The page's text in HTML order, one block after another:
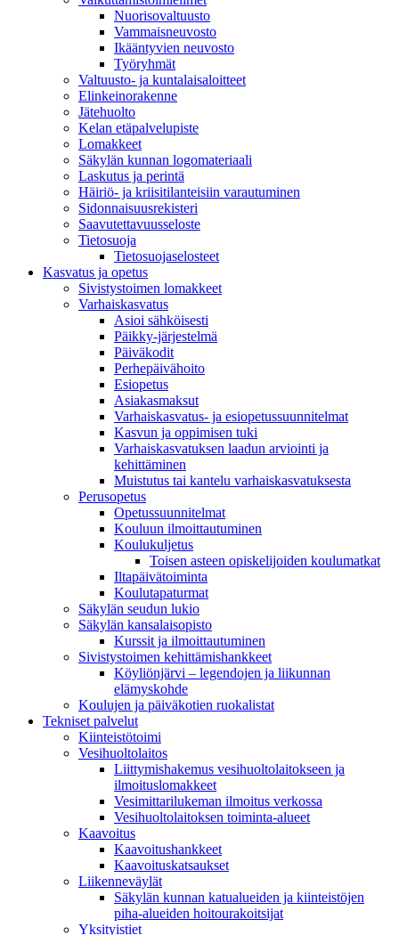
Nuorisovaltuusto
Vammaisneuvosto
Ikääntyvien neuvosto
Työryhmät
Valtuusto- ja kuntalaisaloitteet
Elinkeinorakenne
Jätehuolto
Kelan etäpalvelupiste
Lomakkeet
Säkylän kunnan logomateriaali
Laskutus ja perintä
Häiriö- ja kriisitilanteisiin varautuminen
Sidonnaisuusrekisteri
Saavutettavuusseloste
Tietosuoja
Tietosuojaselosteet
Kasvatus ja opetus
Sivistystoimen lomakkeet
Varhaiskasvatus
Asioi sähköisesti
Päikky-järjestelmä
Päiväkodit
Perhepäivähoito
Esiopetus
Asiakasmaksut
Varhaiskasvatus- ja esiopetussuunnitelmat
Kasvun ja oppimisen tuki
Varhaiskasvatuksen laadun arviointi ja
kehittäminen
Muistutus tai kantelu varhaiskasvatuksesta
Perusopetus
Opetussuunnitelmat
Kouluun ilmoittautuminen
Koulukuljetus
Toisen asteen opiskelijoiden koulumatkat
Iltapäivätoiminta
Koulutapaturmat
Säkylän seudun lukio
Säkylän kansalaisopisto
Kurssit ja ilmoittautuminen
Sivistystoimen kehittämishankkeet
Köyliönjärvi – legendojen ja liikunnan
elämyskohde
Koulujen ja päiväkotien ruokalistat
Tekniset palvelut
Kiinteistötoimi
Vesihuoltolaitos
Liittymishakemus vesihuoltolaitokseen ja
ilmoituslomakkeet
Vesimittarilukeman ilmoitus verkossa
Vesihuoltolaitoksen toiminta-alueet
Kaavoitus
Kaavoitushankkeet
Kaavoituskatsaukset
Liikenneväylät
Säkylän kunnan katualueiden ja kiinteistöjen
piha-alueiden hoitourakoitsijat
Yksityistiet